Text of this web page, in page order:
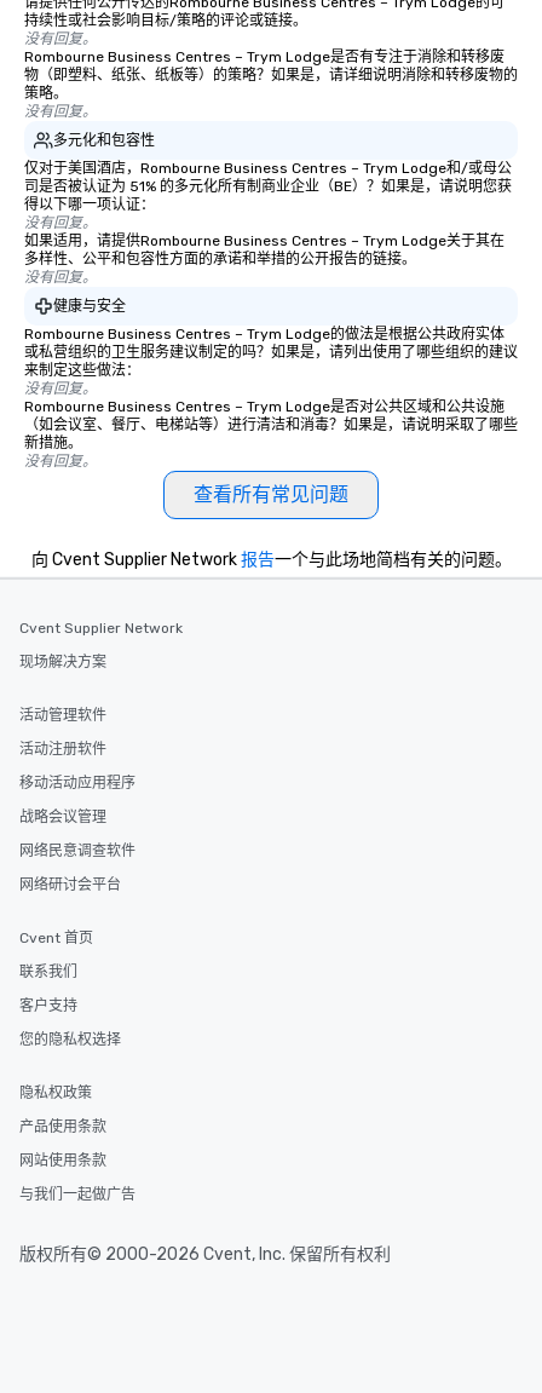
持续性或社会影响目标/策略的评论或链接。
没有回复。
Rombourne Business Centres – Trym Lodge是否有专注于消除和转移废
物（即塑料、纸张、纸板等）的策略？如果是，请详细说明消除和转移废物的
策略。
没有回复。
多元化和包容性
仅对于美国酒店，Rombourne Business Centres – Trym Lodge和/或母公
司是否被认证为 51% 的多元化所有制商业企业（BE）？如果是，请说明您获
得以下哪一项认证：
没有回复。
如果适用，请提供Rombourne Business Centres – Trym Lodge关于其在
多样性、公平和包容性方面的承诺和举措的公开报告的链接。
没有回复。
健康与安全
Rombourne Business Centres – Trym Lodge的做法是根据公共政府实体
或私营组织的卫生服务建议制定的吗？如果是，请列出使用了哪些组织的建议
来制定这些做法：
没有回复。
Rombourne Business Centres – Trym Lodge是否对公共区域和公共设施
（如会议室、餐厅、电梯站等）进行清洁和消毒？如果是，请说明采取了哪些
新措施。
没有回复。
查看所有常见问题
向 Cvent Supplier Network报告一个与此场地简档有关的问题。
Cvent Supplier Network
现场解决方案
活动管理软件
活动注册软件
移动活动应用程序
战略会议管理
网络民意调查软件
网络研讨会平台
Cvent 首页
联系我们
客户支持
您的隐私权选择
隐私权政策
产品使用条款
网站使用条款
与我们一起做广告
版权所有© 2000-2026 Cvent, Inc. 保留所有权利